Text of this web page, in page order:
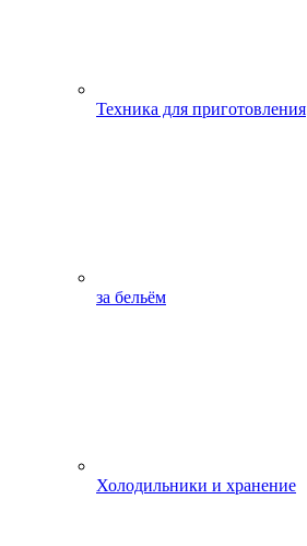
Техника для приготовления
за бельём
Холодильники и хранение